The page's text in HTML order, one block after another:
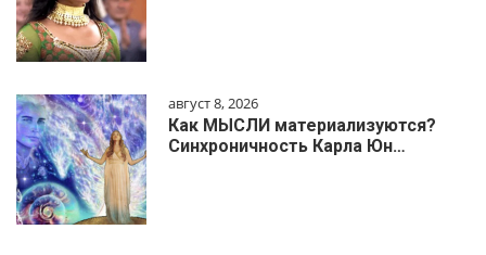
август 8, 2026
Как МЫСЛИ материализуются?
Синхроничность Карла Юн…